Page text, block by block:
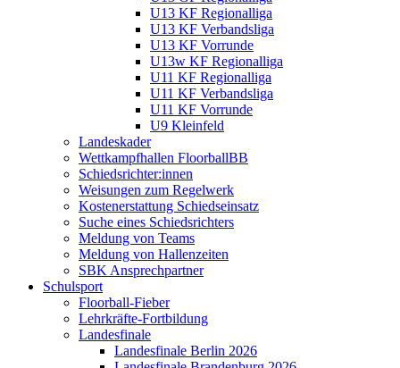
U13 KF Regionalliga
U13 KF Verbandsliga
U13 KF Vorrunde
U13w KF Regionalliga
U11 KF Regionalliga
U11 KF Verbandsliga
U11 KF Vorrunde
U9 Kleinfeld
Landeskader
Wettkampfhallen FloorballBB
Schiedsrichter:innen
Weisungen zum Regelwerk
Kostenerstattung Schiedseinsatz
Suche eines Schiedsrichters
Meldung von Teams
Meldung von Hallenzeiten
SBK Ansprechpartner
Schulsport
Floorball-Fieber
Lehrkräfte-Fortbildung
Landesfinale
Landesfinale Berlin 2026